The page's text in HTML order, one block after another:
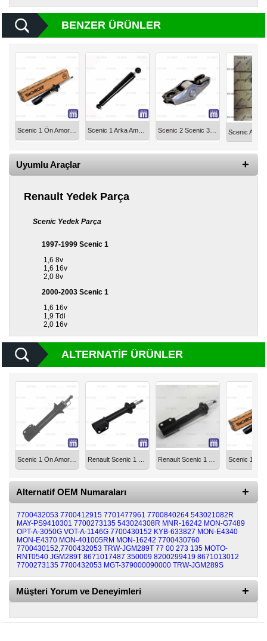
Çeşitleri
Dacia
Sanroof
Parçaları
Diğer
Markalar
Motor
Yağları
Soket
BENZER ÜRÜNLER
Scenic 1 Ön Amortisör Monroe Gazlı 7700432053 Scenic 1 Arka Amortisör Monroe 8200033595 Scenic 2 Scenic 3 Külbütör Piyano Tuşu 2000 DCI Motor M9R M9T 7701062311
Uyumlu Araçlar
Renault Yedek Parça
Scenic Yedek Parça
1997-1999 Scenic 1
1,6 8v
1,6 16v
2,0 8v
2000-2003 Scenic 1
1,6 16v
1,9 Tdi
2,0 16v
ALTERNATIF ÜRÜNLER
Alternatif OEM Numaraları
7700432053 7700412915 7701477961 7700840264 543021082R
MAY-PS9410301 7700273135 543024308R MNR-16242 MON-G7489
OPT-A-3050G VOT-A-1146G 7700430152 KYB-633827 MON-E4340
MON-E4370 MON-401005RM MON-16242 7700430760
7700430152,7700432053 TRW-JGM289T 77 00 273 135 MOTO-
RNT0540 JGM289T 8671017487 350009 8200299419 8671013012
7700273135 7700432053 MGT-379000090000 TRW-JGM289S
Müşteri Yorum ve Deneyimleri